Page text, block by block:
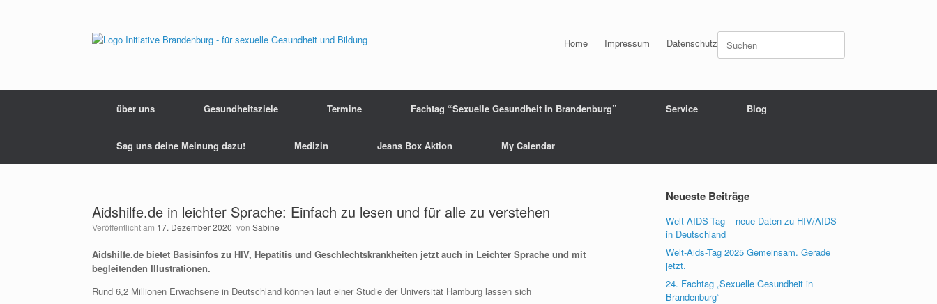
Home Impressum DatenschutzSuchen
nach:
über uns Gesundheitsziele Termine Fachtag “Sexuelle Gesundheit in Brandenburg” Service Blog
Sag uns deine Meinung dazu! Medizin Jeans Box Aktion My Calendar
Aidshilfe.de in leichter Sprache: Einfach zu lesen und für alle zu verstehen
Veröffentlicht am 17. Dezember 2020 von Sabine
Aidshilfe.de bietet Basisinfos zu HIV, Hepatitis und Geschlechtskrankheiten jetzt auch in Leichter Sprache und mit
begleitenden Illustrationen.
Rund 6,2 Millionen Erwachsene in Deutschland können laut einer Studie der Universität Hamburg lassen sich
Neueste Beiträge
Welt-AIDS-Tag – neue Daten zu HIV/AIDS
in Deutschland
Welt-Aids-Tag 2025 Gemeinsam. Gerade
jetzt.
24. Fachtag „Sexuelle Gesundheit in
Brandenburg“